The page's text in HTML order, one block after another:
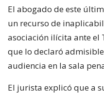
El abogado de este
un recurso de
asociación ilícita ante
que lo declaró
audiencia en la sala
El jurista explicó que a